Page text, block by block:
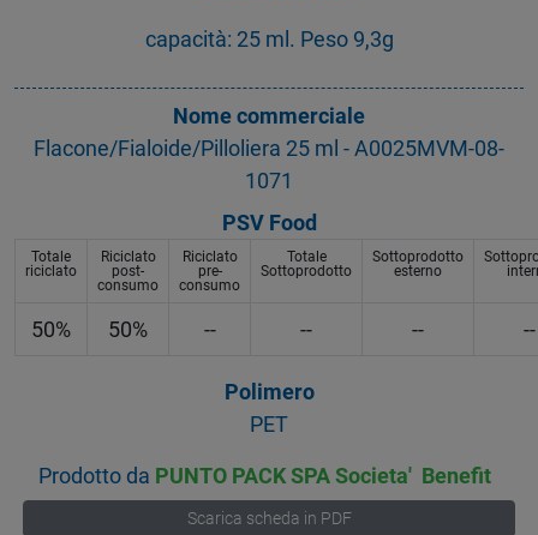
capacità: 25 ml. Peso 9,3g
Nome commerciale
Flacone/Fialoide/Pilloliera 25 ml - A0025MVM-08-
1071
PSV Food
Totale
riciclato
Riciclato
post-
consumo
Riciclato
pre-
consumo
Totale
Sottoprodotto
Sottoprodotto
esterno
50% 50% -- -- -- --
Polimero
PET
Prodotto da PUNTO PACK SPA Societa' Benefit
Scarica scheda in PDF